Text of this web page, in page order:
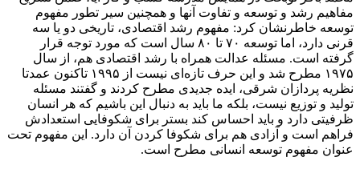
مفاهیم رشد و توسعه و تفاوت آنها و همچنین سیر تطور مفهوم
توسعه خاطرنشان کرد: مفهوم رشد اقتصادی، تاریخی دو یا سه
قرنی دارد، اما توسعه ۷۰ تا ۸۰ سال است که مورد توجه قرار
گرفته است. مسئله عدالت همراه با رشد اقتصادی هم، از سال
۱۹۷۵ مطرح شد و این حرف تازه‌ای نیست از ۱۹۹۵ تاکنون عمدتا
نظریه پردازان شرقی، ایده جدیدی مطرح کردند و گفتند مسئله
تولید و توزیع نیست، بلکه ما باید به دنبال این باشیم که هر انسان
ظرفیتی دارد و باید احساس کند بستر برای شکوفایی استعدادش
فراهم است و آزادی هم برای شکوفا کردن آن دارد. این مفهوم تحت
عنوان مفهوم توسعه انسانی مطرح است.